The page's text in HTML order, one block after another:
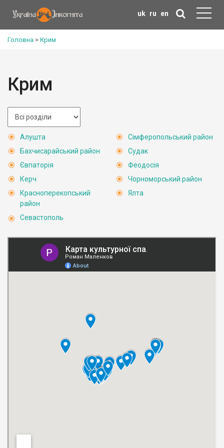
uk ru en
Головна > Крим
Крим
Алушта
Бахчисарайський район
Євпаторія
Керч
Красноперекопський
район
Севастополь
Сімферопольський район
Судак
Феодосія
Чорноморський район
Ялта